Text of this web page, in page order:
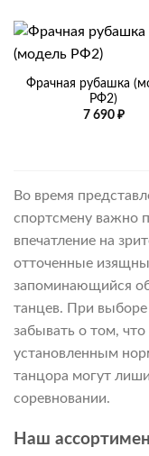
Фрачная рубашка
РФ2)
7 690 ₽
Во время
спортсмену важно
впечатление на
отточенные
запоминающийся
танцев. При
забывать о том,
установленным
танцора могут
соревновании.
Наш